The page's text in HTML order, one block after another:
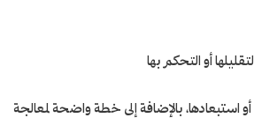
أو التحكم بها
استبعادها، بالإضافة إلى خطة واضحة لمعالجة